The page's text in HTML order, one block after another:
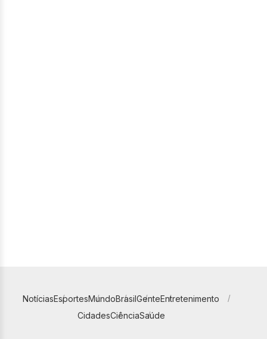
NotíciasEsportesMundoBrasilGenteEntretenimento
CidadesCiênciaSaúde